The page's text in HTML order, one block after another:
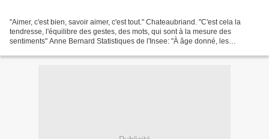
"Aimer, c'est bien, savoir aimer, c'est tout." Chateaubriand. "C'est cela la
tendresse, l'équilibre des gestes, des mots, qui sont à la mesure des
sentiments" Anne Bernard Statistiques de l'Insee: "À âge donné, les